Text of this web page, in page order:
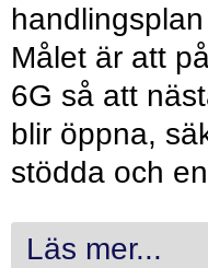
Målet är att
6G så att
blir öppna,
stödda och
Läs mer...